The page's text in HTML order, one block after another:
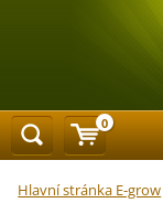
Hlavní stránka E-grow
0